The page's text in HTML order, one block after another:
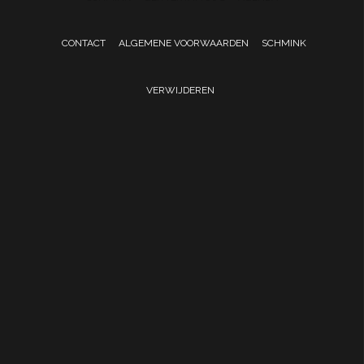
CONTACT ALGEMENE VOORWAARDEN SCHMINK
VERWIJDEREN